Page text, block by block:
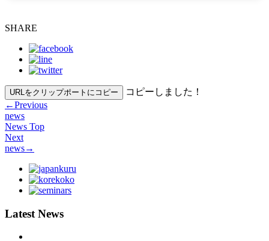
SHARE
URLをクリップポートにコピー
コピーしました！
←Previous
news
News Top
Next
news→
Latest News